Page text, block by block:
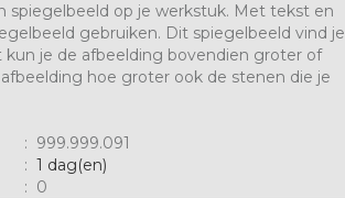
spiegelbeeld op je werkstuk. Met tekst en
gebruiken. Dit spiegelbeeld vind je
kun je de afbeelding bovendien groter of
hoe groter ook de stenen die je
: 999.999.091
: 1 dag(en)
: 0